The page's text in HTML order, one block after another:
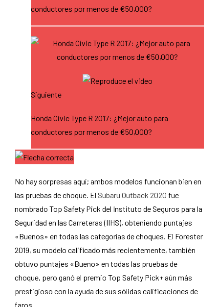
conductores por menos de €50,000?
Siguiente
Honda Civic Type R 2017: ¿Mejor auto para
conductores por menos de €50,000?
No hay sorpresas aquí; ambos modelos funcionan bien en
las pruebas de choque. El Subaru Outback 2020 fue
nombrado Top Safety Pick del Instituto de Seguros para la
Seguridad en las Carreteras (IIHS), obteniendo puntajes
«Buenos» en todas las categorías de choques. El Forester
2019, su modelo calificado más recientemente, también
obtuvo puntajes «Bueno» en todas las pruebas de
choque, pero ganó el premio Top Safety Pick+ aún más
prestigioso con la ayuda de sus sólidas calificaciones de
faros.